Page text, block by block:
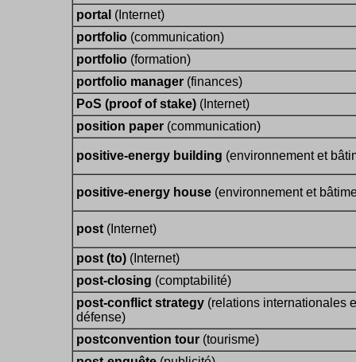
portal (Internet)
portfolio (communication)
portfolio (formation)
portfolio manager (finances)
PoS (proof of stake) (Internet)
position paper (communication)
positive-energy building (environnement et
positive-energy house (environnement et
post (Internet)
post (to) (Internet)
post-closing (comptabilité)
post-conflict strategy (relations internationales
défense)
postconvention tour (tourisme)